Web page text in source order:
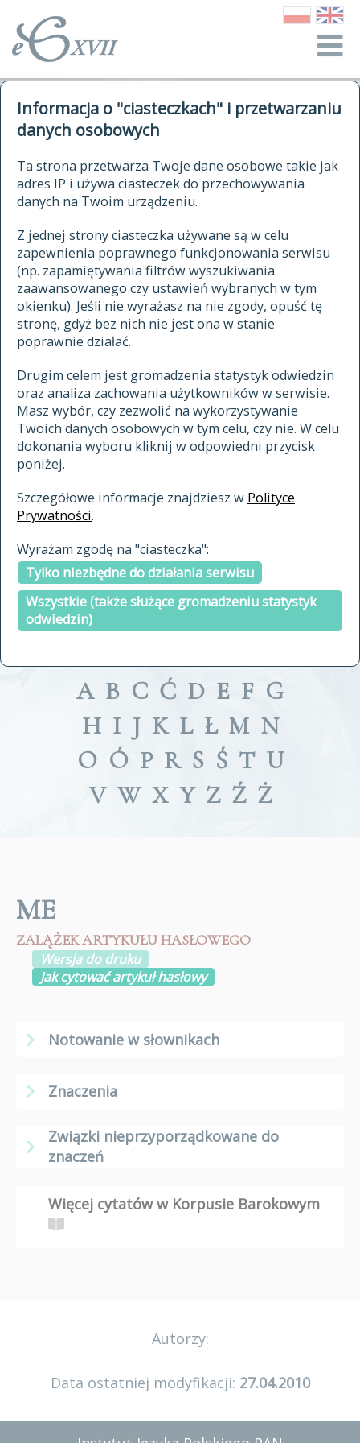
Informacja o "ciasteczkach" i przetwarzaniu
danych osobowych
Ta strona przetwarza Twoje dane osobowe takie jak
adres IP i używa ciasteczek do przechowywania
danych na Twoim urządzeniu.
Z jednej strony ciasteczka używane są w celu
zapewnienia poprawnego funkcjonowania serwisu
(np. zapamiętywania filtrów wyszukiwania
zaawansowanego czy ustawień wybranych w tym
okienku). Jeśli nie wyrażasz na nie zgody, opuść tę
stronę, gdyż bez nich nie jest ona w stanie
poprawnie działać.
Drugim celem jest gromadzenia statystyk odwiedzin
oraz analiza zachowania użytkowników w serwisie.
Masz wybór, czy zezwolić na wykorzystywanie
Twoich danych osobowych w tym celu, czy nie. W celu
dokonania wyboru kliknij w odpowiedni przycisk
poniżej.
Szczegółowe informacje znajdziesz w Polityce
Prywatności.
Wyrażam zgodę na "ciasteczka":
Tylko niezbędne do działania serwisu
Wszystkie (także służące gromadzeniu statystyk
odwiedzin)
autorzy Słownika
historia
publikacje
źródła
autorzy tekstów źródłowych
zasady opracowania
statystyki
najnowsze hasła
ostatnio zmodyfikowane hasła
materiały archiwalne
cytowanie
kontakt
kwerendy
jak cytować Słownik
ELEKTRONICZNY SŁOWNIK
JĘZYKA POLSKIEGO
XVII I XVIII WIEKU
znajdź hasła
zaczynające się od
indeksie
a fronte
a tergo
A B C Ć D E F G
H I J K L Ł M N
O Ó P R S Ś T U
V W X Y Z Ź Ż
ME
ZALĄŻEK ARTYKUŁU HASŁOWEGO
Wersja do druku
Jak cytować artykuł hasłowy
Notowanie w słownikach
Znaczenia
Związki nieprzyporządkowane do
znaczeń
Więcej cytatów w Korpusie Barokowym
Autorzy:
Data ostatniej modyfikacji: 27.04.2010